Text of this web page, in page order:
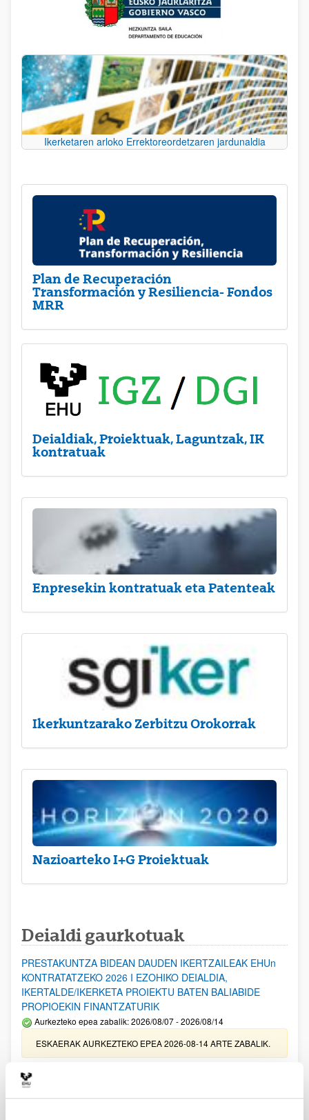
Ikerketaren arloko Errektoreordetzaren jardunaldia
Plan de Recuperación
Transformación y Resiliencia- Fondos
MRR
Deialdiak, Proiektuak, Laguntzak, IK
kontratuak
Enpresekin kontratuak eta Patenteak
Ikerkuntzarako Zerbitzu Orokorrak
Nazioarteko I+G Proiektuak
Deialdi gaurkotuak
PRESTAKUNTZA BIDEAN DAUDEN IKERTZAILEAK EHUn
KONTRATATZEKO 2026 I EZOHIKO DEIALDIA,
IKERTALDE/IKERKETA PROIEKTU BATEN BALIABIDE
PROPIOEKIN FINANTZATURIK
Aurkezteko epea zabalik: 2026/08/07 - 2026/08/14
ESKAERAK AURKEZTEKO EPEA 2026-08-14 ARTE ZABALIK.
UPV/EHUn Azpiegitura Zientifikoa eta Funts Bibliografikoak
erosi eta berritzeko laguntzak 2026